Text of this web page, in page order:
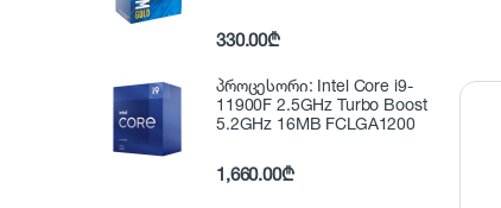
330.00₾
პროცესორი: Intel Core i9-
11900F 2.5GHz Turbo Boost
5.2GHz 16MB FCLGA1200
1,660.00₾